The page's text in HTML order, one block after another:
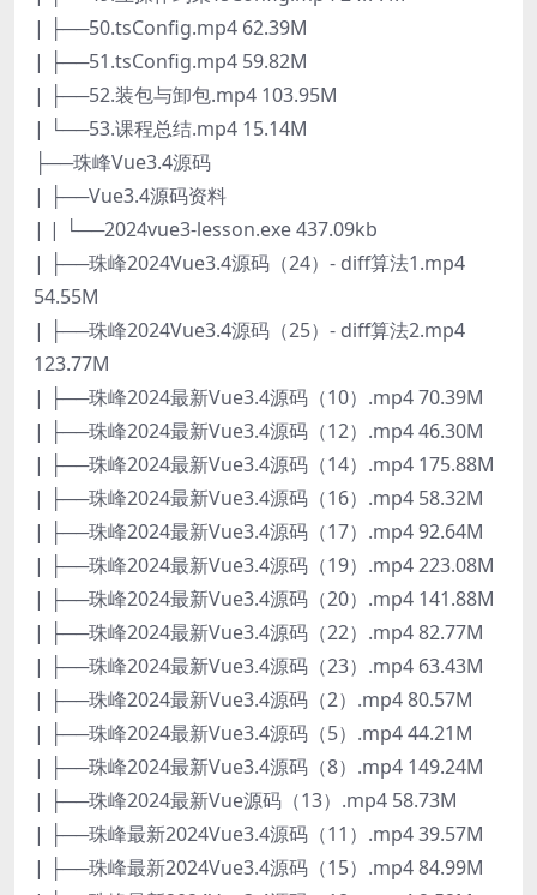
| ├──50.tsConfig.mp4 62.39M
| ├──51.tsConfig.mp4 59.82M
| ├──52.装包与卸包.mp4 103.95M
| └──53.课程总结.mp4 15.14M
├──珠峰Vue3.4源码
| ├──Vue3.4源码资料
| | └──2024vue3-lesson.exe 437.09kb
| ├──珠峰2024Vue3.4源码（24）- diff算法1.mp4
54.55M
| ├──珠峰2024Vue3.4源码（25）- diff算法2.mp4
123.77M
| ├──珠峰2024最新Vue3.4源码（10）.mp4 70.39M
| ├──珠峰2024最新Vue3.4源码（12）.mp4 46.30M
| ├──珠峰2024最新Vue3.4源码（14）.mp4 175.88M
| ├──珠峰2024最新Vue3.4源码（16）.mp4 58.32M
| ├──珠峰2024最新Vue3.4源码（17）.mp4 92.64M
| ├──珠峰2024最新Vue3.4源码（19）.mp4 223.08M
| ├──珠峰2024最新Vue3.4源码（20）.mp4 141.88M
| ├──珠峰2024最新Vue3.4源码（22）.mp4 82.77M
| ├──珠峰2024最新Vue3.4源码（23）.mp4 63.43M
| ├──珠峰2024最新Vue3.4源码（2）.mp4 80.57M
| ├──珠峰2024最新Vue3.4源码（5）.mp4 44.21M
| ├──珠峰2024最新Vue3.4源码（8）.mp4 149.24M
| ├──珠峰2024最新Vue源码（13）.mp4 58.73M
| ├──珠峰最新2024Vue3.4源码（11）.mp4 39.57M
| ├──珠峰最新2024Vue3.4源码（15）.mp4 84.99M